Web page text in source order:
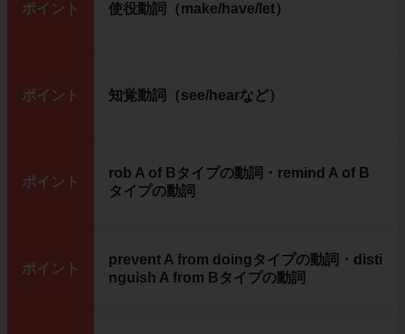
ポイント 使役動詞（make/have/let）
ポイント 知覚動詞（see/hearなど）
ポイント
rob A of Bタイプの動詞・remind A of B
タイプの動詞
ポイント
prevent A from doingタイプの動詞・disti
nguish A from Bタイプの動詞